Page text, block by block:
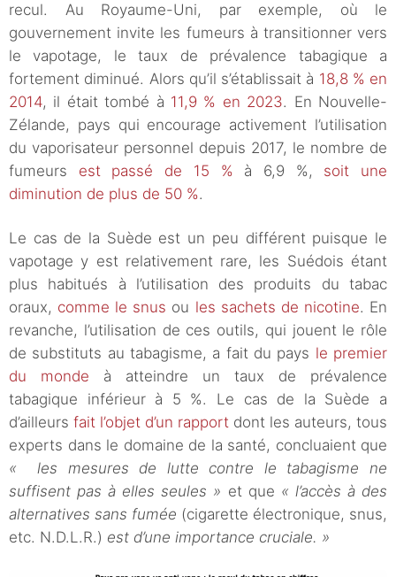
recul. Au Royaume-Uni, par exemple, où le
gouvernement invite les fumeurs à transitionner vers
le vapotage, le taux de prévalence tabagique a
fortement diminué. Alors qu’il s’établissait à 18,8 % en
2014, il était tombé à 11,9 % en 2023. En Nouvelle-
Zélande, pays qui encourage activement l’utilisation
du vaporisateur personnel depuis 2017, le nombre de
fumeurs est passé de 15 % à 6,9 %, soit une
diminution de plus de 50 %.
Le cas de la Suède est un peu différent puisque le
vapotage y est relativement rare, les Suédois étant
plus habitués à l’utilisation des produits du tabac
oraux, comme le snus ou les sachets de nicotine. En
revanche, l’utilisation de ces outils, qui jouent le rôle
de substituts au tabagisme, a fait du pays le premier
du monde à atteindre un taux de prévalence
tabagique inférieur à 5 %. Le cas de la Suède a
d’ailleurs fait l’objet d’un rapport dont les auteurs, tous
experts dans le domaine de la santé, concluaient que
« les mesures de lutte contre le tabagisme ne
suffisent pas à elles seules » et que « l’accès à des
alternatives sans fumée (cigarette électronique, snus,
etc. N.D.L.R.) est d’une importance cruciale. »